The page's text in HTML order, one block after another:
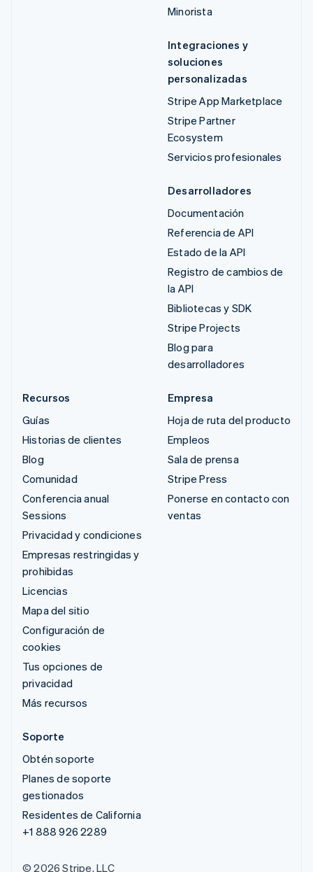
Minorista
Integraciones y
soluciones
personalizadas
Stripe App Marketplace
Stripe Partner
Ecosystem
Servicios profesionales
Desarrolladores
Documentación
Referencia de API
Estado de la API
Registro de cambios de
la API
Bibliotecas y SDK
Stripe Projects
Blog para
desarrolladores
Recursos
Guías
Historias de clientes
Blog
Comunidad
Conferencia anual
Sessions
Privacidad y condiciones
Empresas restringidas y
prohibidas
Licencias
Mapa del sitio
Configuración de
cookies
Tus opciones de
privacidad
Más recursos
Empresa
Hoja de ruta del producto
Empleos
Sala de prensa
Stripe Press
Ponerse en contacto con
ventas
Soporte
Obtén soporte
Planes de soporte
gestionados
Residentes de California
+1 888 926 2289
© 2026 Stripe, LLC